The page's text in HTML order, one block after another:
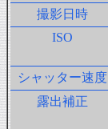
撮影日時
ISO
シャッター速度
露出補正